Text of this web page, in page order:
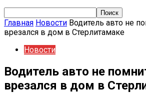
Главная Новости Водитель авто не
врезался в дом в Стерлитамаке
Новости
Водитель авто не
врезался в дом в